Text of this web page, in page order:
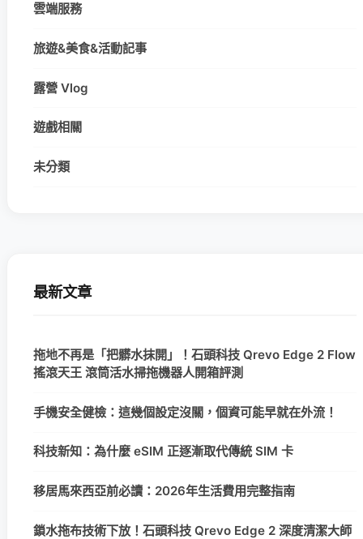
雲端服務
旅遊&美食&活動記事
露營 Vlog
遊戲相關
未分類
最新文章
拖地不再是「把髒水抹開」！石頭科技 Qrevo Edge 2 Flow
搖滾天王 滾筒活水掃拖機器人開箱評測
手機安全健檢：這幾個設定沒關，個資可能早就在外流！
科技新知：為什麼 eSIM 正逐漸取代傳統 SIM 卡
移居馬來西亞前必讀：2026年生活費用完整指南
鎖水拖布技術下放！石頭科技 Qrevo Edge 2 深度清潔大師